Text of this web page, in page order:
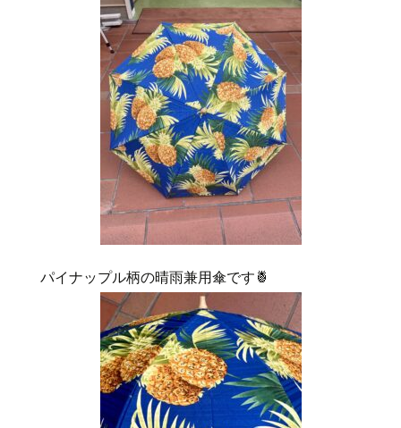
パイナップル柄の晴雨兼用傘です🍍